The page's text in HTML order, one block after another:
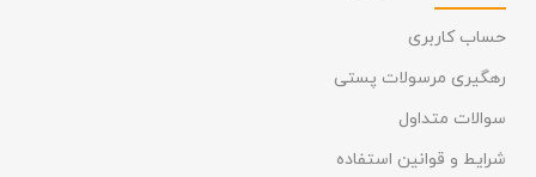
حساب کاربری
رهگیری مرسولات پستی
سوالات متداول
شرایط و قوانین استفاده